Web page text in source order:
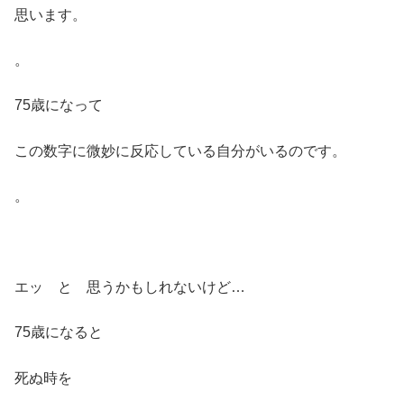
思います。
。
75歳になって
この数字に微妙に反応している自分がいるのです。
。
エッ と 思うかもしれないけど…
75歳になると
死ぬ時を